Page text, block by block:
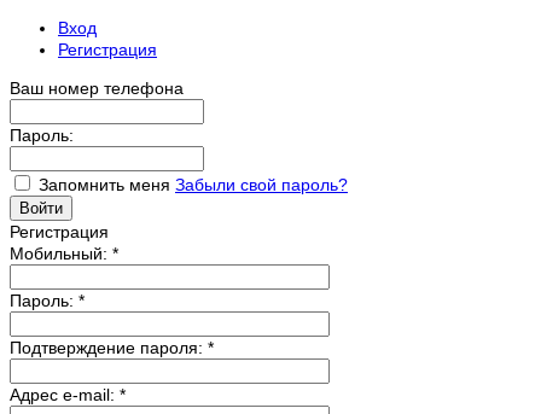
Вход
Регистрация
Ваш номер телефона
Пароль:
Запомнить меня Забыли свой пароль?
Регистрация
Мобильный: *
Пароль: *
Подтверждение пароля: *
Адрес e-mail: *